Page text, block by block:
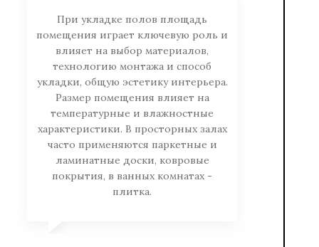
При укладке полов площадь
помещения играет ключевую роль и
влияет на выбор материалов,
технологию монтажа и способ
укладки, общую эстетику интерьера.
Размер помещения влияет на
температурные и влажностные
характеристики. В просторных залах
часто применяются паркетные и
ламинатные доски, ковровые
покрытия, в ванных комнатах -
плитка.